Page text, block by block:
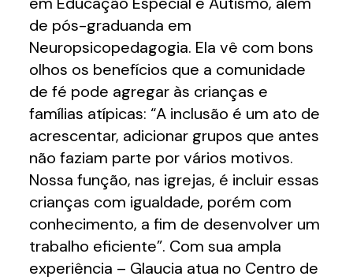
de pós-graduanda em
Neuropsicopedagogia. Ela vê com bons
olhos os benefícios que a comunidade
de fé pode agregar às crianças e
famílias atípicas: “A inclusão é um ato de
acrescentar, adicionar grupos que antes
não faziam parte por vários motivos.
Nossa função, nas igrejas, é incluir essas
crianças com igualdade, porém com
conhecimento, a fim de desenvolver um
trabalho eficiente”. Com sua ampla
experiência – Glaucia atua no Centro de